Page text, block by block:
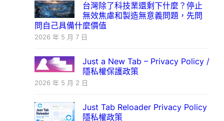
台灣除了科技業還剩下什麼？停止
無效焦慮和製造無意義問題，先問
問自己具備什麼價值
2026 年 5 月 7 日
Just a New Tab – Privacy Policy /
隱私權保護政策
2026 年 5 月 2 日
Just Tab Reloader Privacy Policy
隱私權政策